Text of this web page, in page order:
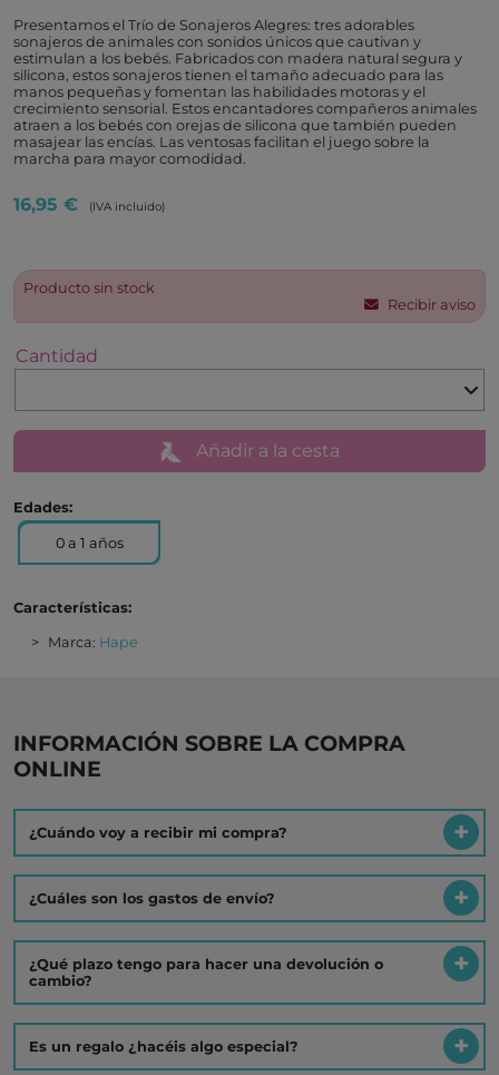
Presentamos el Trío de Sonajeros Alegres: tres adorables
sonajeros de animales con sonidos únicos que cautivan y
estimulan a los bebés. Fabricados con madera natural segura y
silicona, estos sonajeros tienen el tamaño adecuado para las
manos pequeñas y fomentan las habilidades motoras y el
crecimiento sensorial. Estos encantadores compañeros animales
atraen a los bebés con orejas de silicona que también pueden
masajear las encías. Las ventosas facilitan el juego sobre la
marcha para mayor comodidad.
16,95 € (IVA incluido)
Producto sin stock
Recibir aviso
Cantidad
Añadir a la cesta
Edades:
0 a 1 años
Características:
Marca: Hape
INFORMACIÓN SOBRE LA COMPRA
ONLINE
¿Cuándo voy a recibir mi compra?
¿Cuáles son los gastos de envío?
¿Qué plazo tengo para hacer una devolución o
cambio?
Es un regalo ¿hacéis algo especial?